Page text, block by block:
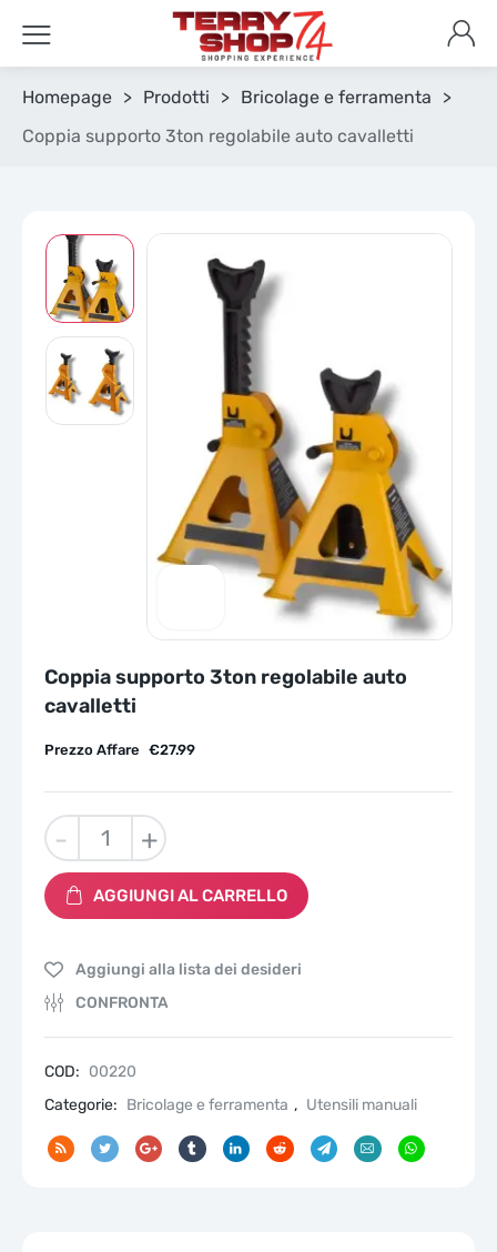
Homepage > Prodotti > Bricolage e ferramenta
>
Coppia supporto 3ton regolabile auto cavalletti
Coppia supporto 3ton regolabile auto
cavalletti
€27.99
Prezzo Affare
-
Coppia
supporto
3ton
regolabile
auto
quantità
+
AGGIUNGI AL CARRELLO
Aggiungi alla lista dei desideri
CONFRONTA
COD: 00220
Categorie: Bricolage e ferramenta , Utensili manuali